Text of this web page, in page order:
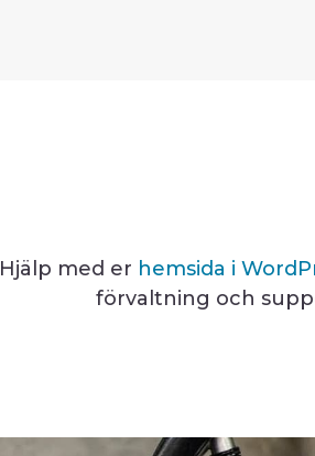
Hjälp med er hemsida i
förvaltning och